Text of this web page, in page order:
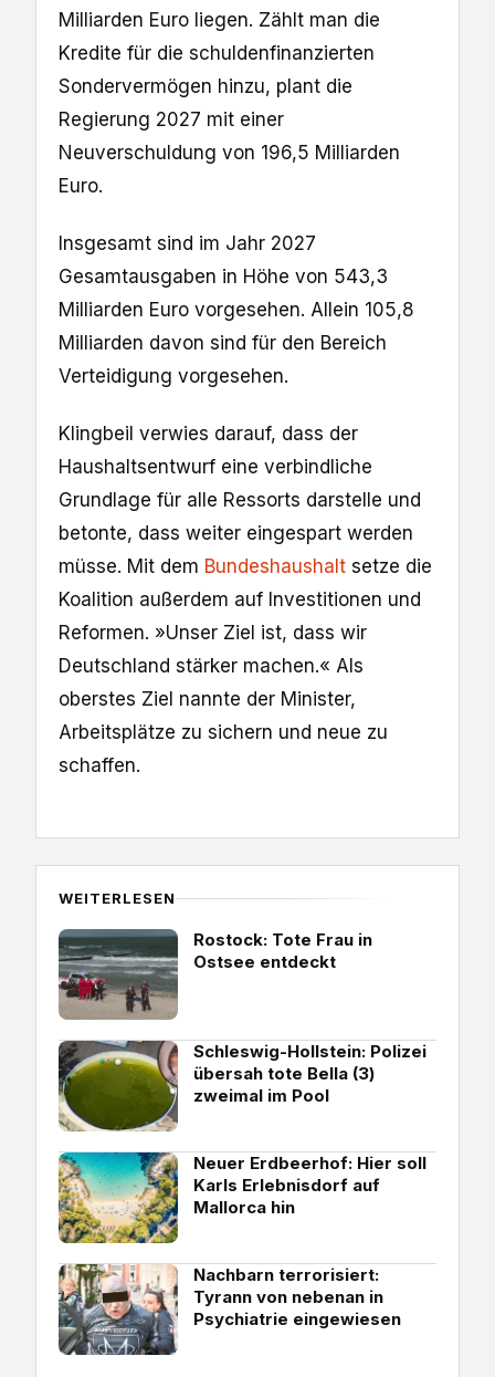
Milliarden Euro liegen. Zählt man die
Kredite für die schuldenfinanzierten
Sondervermögen hinzu, ​plant die
Regierung 2027 mit einer
Neuverschuldung von 196,5 Milliarden
Euro.
Insgesamt sind im Jahr 2027
Gesamtausgaben in Höhe von 543,3
Milliarden Euro vorgesehen. Allein 105,8
Milliarden davon sind für den Bereich
Verteidigung vorgesehen.
Klingbeil verwies darauf, dass der
Haushaltsentwurf eine verbindliche
Grundlage für alle Ressorts darstelle und
betonte, dass weiter eingespart werden
müsse. Mit dem Bundeshaushalt setze ​die
Koalition außerdem auf Investitionen und
Reformen. »Unser Ziel ist, dass wir
Deutschland stärker machen.« Als
oberstes Ziel nannte der Minister,
Arbeitsplätze zu sichern und neue zu
schaffen.
WEITERLESEN
Rostock: Tote Frau in
Ostsee entdeckt
Schleswig-Hollstein: Polizei
übersah tote Bella (3)
zweimal im Pool
Neuer Erdbeerhof: Hier soll
Karls Erlebnisdorf auf
Mallorca hin
Nachbarn terrorisiert:
Tyrann von nebenan in
Psychiatrie eingewiesen